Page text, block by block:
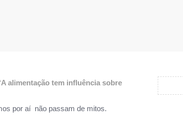
A alimentação tem influência sobre
por aí não passam de mitos.